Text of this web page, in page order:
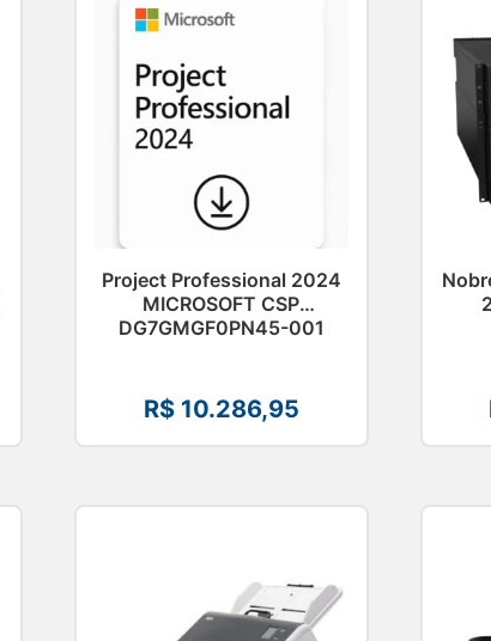
Project Professional 2024
MICROSOFT CSP
DG7GMGF0PN45-001
R$10.286,95